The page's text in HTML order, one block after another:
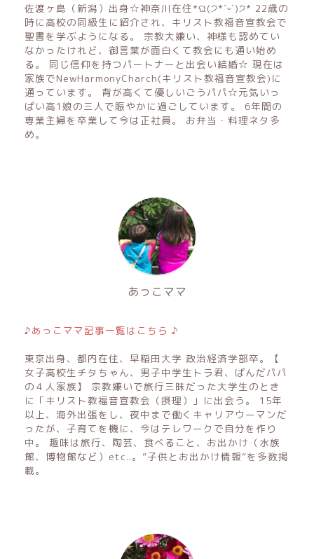
佐渡ヶ島（新潟）出身☆神奈川在住*ଘ(੭*ˊᵕˋ)੭* 22歳の
時に高校の同級生に紹介され、キリスト教福音宣教会で
聖書を学ぶようになる。 宗教大嫌い、神様も認めてい
なかったけれど、御言葉が面白くて教会にも通い始め
る。 同じ信仰を持つパートナーと出会い結婚☆ 現在は
家族でNewHarmonyCharch(キリスト教福音宣教会)に
通っています。 背が高くて優しいごうパパ☆元気いっ
ぱい高1娘の三人で賑やかに過ごしています。 6年間の
専業主婦を卒業して今は正社員。 お弁当・料理ネタ多
め。
あっこママ
♪あっこママ記事一覧はこちら ♪
東京出身、都内在住、早稲田大学 政治経済学部卒。【
女子高校生チタちゃん、男子中学生トラ君、ぱんだパパ
の４人家族】 宗教嫌いで旅行三昧だった大学生のとき
に「キリスト教福音宣教会（摂理）」に出会う。 15年
以上、海外出張をし、夜中まで働くキャリアウーマンだ
ったが、子育てを機に、今はテレワークで自分を作り
中。 趣味は旅行、陶芸、食べること、お出かけ（水族
館、博物館など）etc..。”子供とお出かけ情報”を多数掲
載。